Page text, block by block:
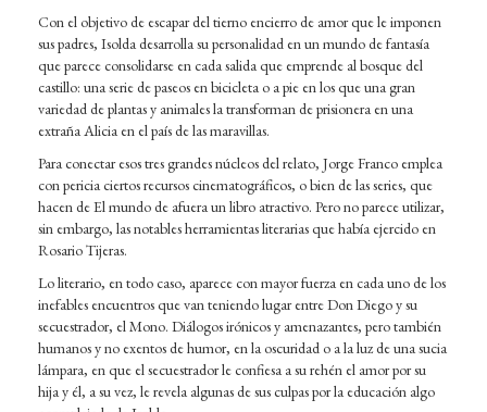
Con el objetivo de escapar del tierno encierro de amor que le imponen
sus padres, Isolda desarrolla su personalidad en un mundo de fantasía
que parece consolidarse en cada salida que emprende al bosque del
castillo: una serie de paseos en bicicleta o a pie en los que una gran
variedad de plantas y animales la transforman de prisionera en una
extraña Alicia en el país de las maravillas.
Para conectar esos tres grandes núcleos del relato, Jorge Franco emplea
con pericia ciertos recursos cinematográficos, o bien de las series, que
hacen de El mundo de afuera un libro atractivo. Pero no parece utilizar,
sin embargo, las notables herramientas literarias que había ejercido en
Rosario Tijeras.
Lo literario, en todo caso, aparece con mayor fuerza en cada uno de los
inefables encuentros que van teniendo lugar entre Don Diego y su
secuestrador, el Mono. Diálogos irónicos y amenazantes, pero también
humanos y no exentos de humor, en la oscuridad o a la luz de una sucia
lámpara, en que el secuestrador le confiesa a su rehén el amor por su
hija y él, a su vez, le revela algunas de sus culpas por la educación algo